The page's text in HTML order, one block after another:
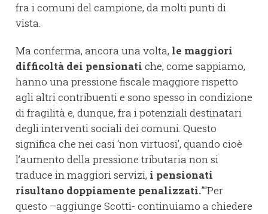
fra i comuni del campione, da molti punti di
vista.
Ma conferma, ancora una volta, le maggiori
difficoltà dei pensionati che, come sappiamo,
hanno una pressione fiscale maggiore rispetto
agli altri contribuenti e sono spesso in condizione
di fragilità e, dunque, fra i potenziali destinatari
degli interventi sociali dei comuni. Questo
significa che nei casi ‘non virtuosi’, quando cioè
l’aumento della pressione tributaria non si
traduce in maggiori servizi, i pensionati
risultano doppiamente penalizzati.”“Per
questo –aggiunge Scotti- continuiamo a chiedere